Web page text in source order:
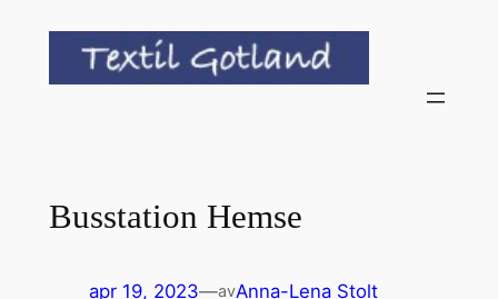
innehåll
Busstation Hemse
apr 19, 2023—avAnna-Lena Stolt